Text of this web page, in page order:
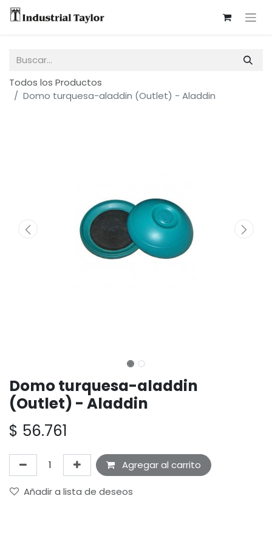
Todos los Productos
Domo turquesa-aladdin (Outlet) - Aladdin
Domo turquesa-aladdin
(Outlet) - Aladdin
$ 56.761
Agregar al carrito
Añadir a lista de deseos